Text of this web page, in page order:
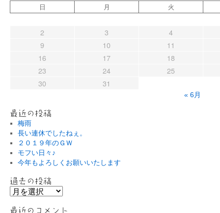
日 月 火
2 3
4
9
10
11
16
17
18
23
24
25
30
31
« 6月
最近の投稿
梅雨
長い連休でしたねぇ。
２０１９年のＧＷ
モフい日々♪
今年もよろしくお願いいたします
過去の投稿
過
の
最近のコメント